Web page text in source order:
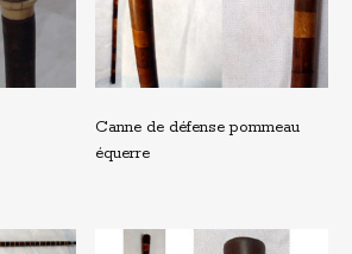
Canne de défense pommeau
équerre